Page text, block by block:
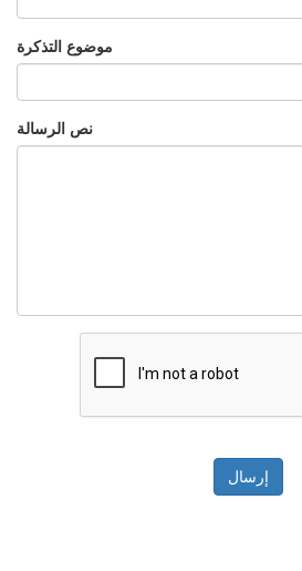
موضوع التذكرة
نص الرسالة
إرسال